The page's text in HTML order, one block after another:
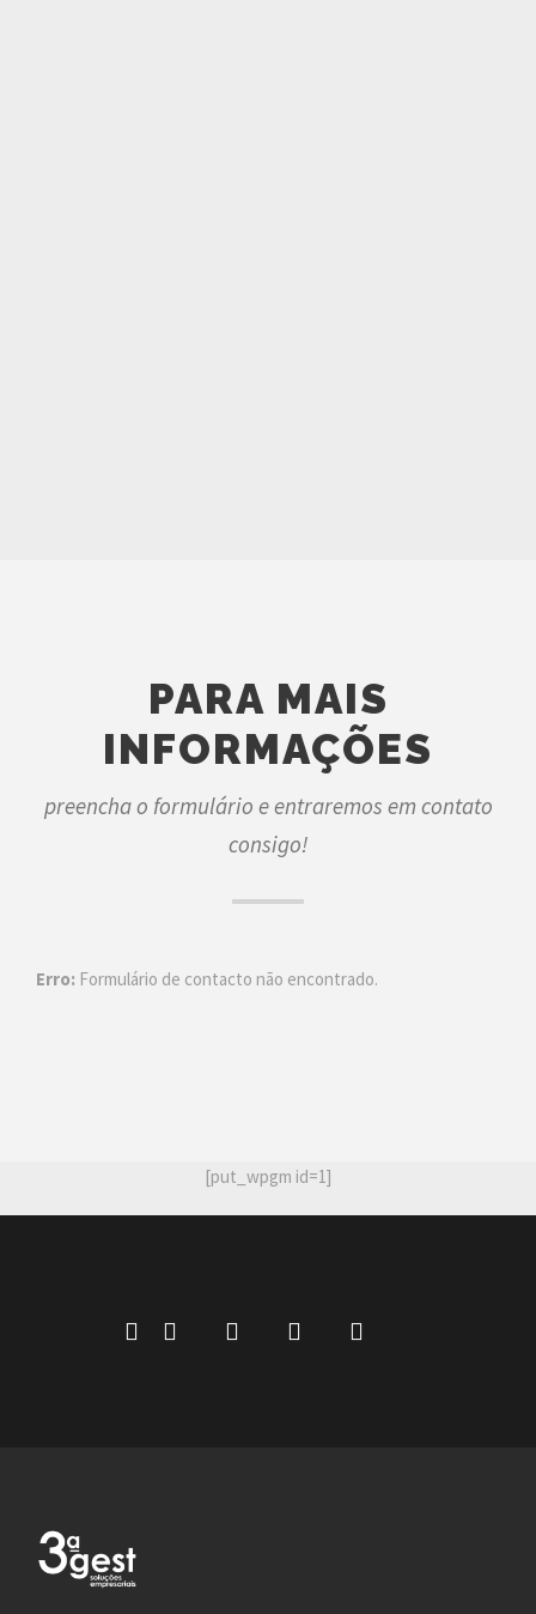
PARA MAIS
INFORMAÇÕES
preencha o formulário e entraremos em contato
consigo!
Erro: Formulário de contacto não encontrado.
[put_wpgm id=1]